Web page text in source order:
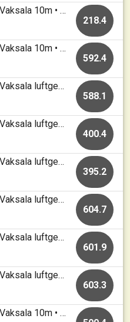
Rasbo-Vaksala Skf • Rasbo-Vaksala 10m • 202411015
218.4
Rasbo-Vaksala Skf • Rasbo-Vaksala 10m • 202411015
592.4
Rasbo-Vaksala Skf • Rasbo-Vaksala luftgevär • 20230305
588.1
Rasbo-Vaksala Skf • Rasbo-Vaksala luftgevär • 20230217
400.4
Rasbo-Vaksala Skf • Rasbo-Vaksala luftgevär • 20230131
395.2
Rasbo-Vaksala Skf • Rasbo-Vaksala luftgevär • 20230131
604.7
Rasbo-Vaksala Skf • Rasbo-Vaksala luftgevär • 20230124
601.9
Rasbo-Vaksala Skf • Rasbo-Vaksala luftgevär • 20230112
603.3
Rasbo-Vaksala Skf • Rasbo-Vaksala 10m • 20221220